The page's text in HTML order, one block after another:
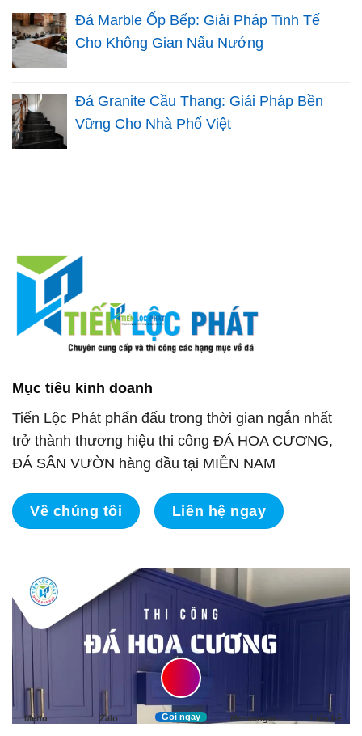
Đá Marble Ốp Bếp: Giải Pháp Tinh Tế
Cho Không Gian Nấu Nướng
Đá Granite Cầu Thang: Giải Pháp Bền
Vững Cho Nhà Phố Việt
Mục tiêu kinh doanh
Tiến Lộc Phát phấn đấu trong thời gian ngắn nhất
trở thành thương hiệu thi công ĐÁ HOA CƯƠNG,
ĐÁ SÂN VƯỜN hàng đầu tại MIỀN NAM
Về chúng tôi Liên hệ ngay
Menu Zalo Gọi ngay Messenger Liên hệ